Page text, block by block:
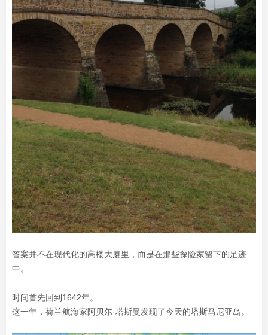
答案并不在现代化的高楼大厦里，而是在那些探险家留下的足迹
中。
时间首先回到1642年。
这一年，荷兰航海家阿贝尔·塔斯曼发现了今天的塔斯马尼亚岛。